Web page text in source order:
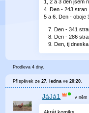
1, 2 a 3 den jsem
4. Den - 243 stran
5 a 6. Den - oboje
Den - 341
Den - 286
Den, tj
Prodleva 4 dny.
Příspěvek ze27. ledna ve20:20
JáJá1 v něm